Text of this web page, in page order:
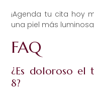
¡Agenda tu cita hoy
una piel más
FAQ
¿Es doloroso el
8?